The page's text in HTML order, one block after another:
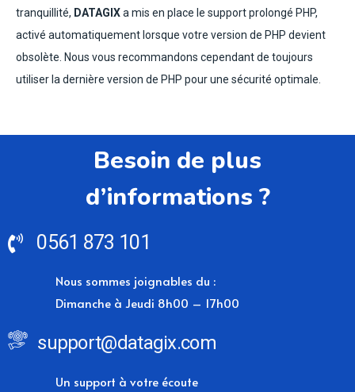
tranquillité, DATAGIXa mis en place le support prolongé PHP,
activé automatiquement lorsque votre version de PHP devient
obsolète. Nous vous recommandons cependant de toujours
utiliser la dernière version de PHP pour une sécurité optimale.
Besoin de plus
d’informations ?
0561 873 101
Nous sommes joignables du :
Dimanche à Jeudi 8h00 – 17h00
support@datagix.com
Un support à votre écoute